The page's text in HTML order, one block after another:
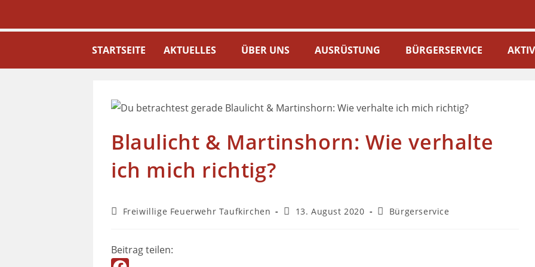
STARTSEITE AKTUELLES ÜBER UNS AUSRÜSTUNG BÜRGERSERVICE
Blaulicht & Martinshorn: Wie verhalte
ich mich richtig?
Freiwillige Feuerwehr Taufkirchen 13. August 2020 Bürgerservice
Beitrag teilen: